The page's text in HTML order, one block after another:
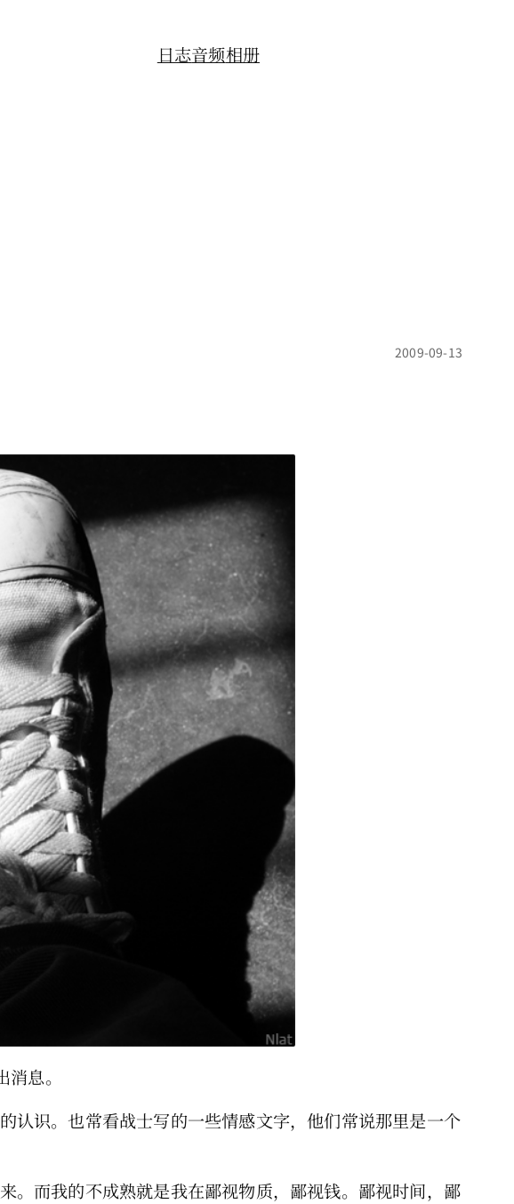
日志音频相册
2009-09-13
息。
认识。也常看战士写的一些情感文字，他们常说那里是一个
。而我的不成熟就是我在鄙视物质，鄙视钱。鄙视时间，鄙